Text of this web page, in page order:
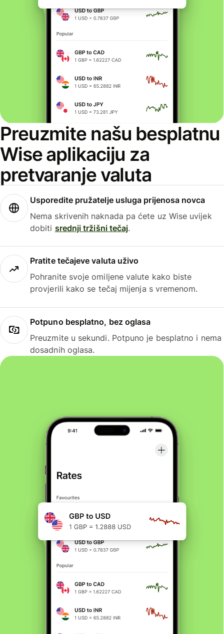
Preuzmite našu besplatnu
Wise aplikaciju za
pretvaranje valuta
Usporedite pružatelje usluga prijenosa novca
Nema skrivenih naknada pa ćete uz Wise uvijek
dobiti srednji tržišni tečaj.
Pratite tečajeve valuta uživo
Pohranite svoje omiljene valute kako biste
provjerili kako se tečaj mijenja s vremenom.
Potpuno besplatno, bez oglasa
Preuzmite u sekundi. Potpuno je besplatno i nema
dosadnih oglasa.